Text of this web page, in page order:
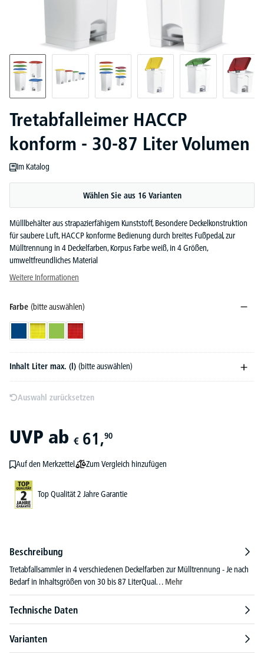
Tretabfalleimer HACCP
konform - 30-87 Liter Volumen
Im Katalog
Wählen Sie aus 16 Varianten
Mülllbehälter aus strapazierfähigem Kunststoff, Besondere Deckelkonstruktion
für saubere Luft, HACCP konforme Bedienung durch breites Fußpedal, zur
Mülltrennung in 4 Deckelfarben, Korpus Farbe weiß, in 4 Größen,
umweltfreundliches Material
Weitere Informationen
Farbe (bitte auswählen)
Inhalt Liter max. (l) (bitte auswählen)
Auswahl zurücksetzen
UVP ab € 61,90
Auf den Merkzettel Zum Vergleich hinzufügen
Top Qualität 2 Jahre Garantie
Beschreibung
Tretabfallsammler in 4 verschiedenen Deckelfarben zur Mülltrennung - Je nach
Bedarf in Inhaltsgrößen von 30 bis 87 LiterQual… Mehr
Technische Daten
Varianten